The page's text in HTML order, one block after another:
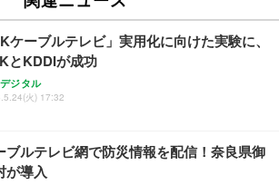
ケーブルテレビ」実用化に向けた実験に、
とKDDIが成功
ジタル
火) 17:32
ブルテレビ網で防災情報を配信！奈良県御
が導入